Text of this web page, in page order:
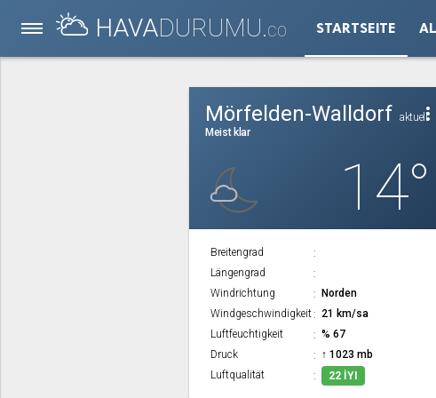
HAVADURUMU.CO STARTSEITE
more_vert
Mörfelden-Walldorf aktuell
Meist klar
14°
Breitengrad
Längengrad
Windrichtung
Norden
Windgeschwindigkeit
21 km/sa
Luftfeuchtigkeit
% 67
Druck
↑ 1023 mb
Luftqualität
22 İYI